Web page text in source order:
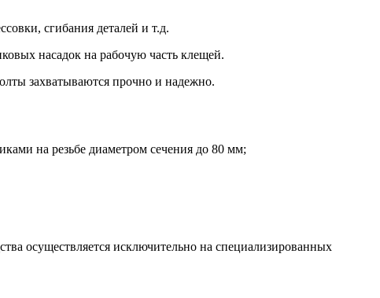
сгибания деталей и т.д.
насадок на рабочую часть клещей.
захватываются прочно и надежно.
на резьбе диаметром сечения до 80 мм;
осуществляется исключительно на специализированных